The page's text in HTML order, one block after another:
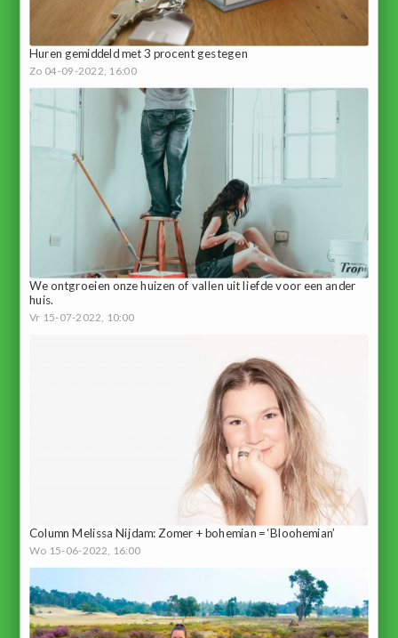
Huren gemiddeld met 3 procent gestegen
Zo 04-09-2022, 16:00
We ontgroeien onze huizen of vallen uit liefde voor een ander
huis.
Vr 15-07-2022, 10:00
Column Melissa Nijdam: Zomer + bohemian = ‘Bloohemian’
Wo 15-06-2022, 16:00